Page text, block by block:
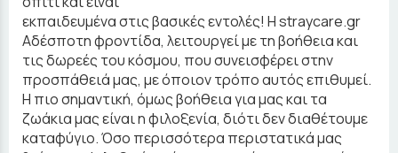
εκπαιδευμένα στις βασικές εντολές! Η straycare.gr
Αδέσποτη φροντίδα, λειτουργεί με τη βοήθεια και
τις δωρεές του κόσμου, που συνεισφέρει στην
προσπάθειά μας, με όποιον τρόπο αυτός επιθυμεί.
Η πιο σημαντική, όμως βοήθεια για μας και τα
ζωάκια μας είναι η φιλοξενία, διότι δεν διαθέτουμε
καταφύγιο. Όσο περισσότερα περιστατικά μας